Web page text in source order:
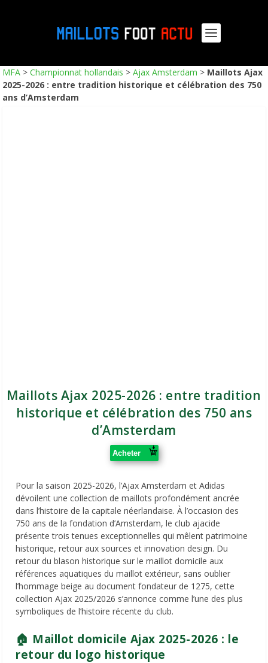
MFA >Championnat hollandais >Ajax Amsterdam > Maillots Ajax
2025-2026 : entre tradition historique et célébration des 750
ans d’Amsterdam
Maillots Ajax 2025-2026 : entre tradition
historique et célébration des 750 ans
d’Amsterdam
Acheter
Pour la saison 2025-2026, l’Ajax Amsterdam et Adidas
dévoilent une collection de maillots profondément ancrée
dans l’histoire de la capitale néerlandaise. À l’occasion des
750 ans de la fondation d’Amsterdam, le club ajacide
présente trois tenues exceptionnelles qui mêlent patrimoine
historique, retour aux sources et innovation design. Du
retour du blason historique sur le maillot domicile aux
références aquatiques du maillot extérieur, sans oublier
l’hommage beige au document fondateur de 1275, cette
collection Ajax 2025/2026 s’annonce comme l’une des plus
symboliques de l’histoire récente du club.
🏠 Maillot domicile Ajax 2025-2026 : le
retour du logo historique